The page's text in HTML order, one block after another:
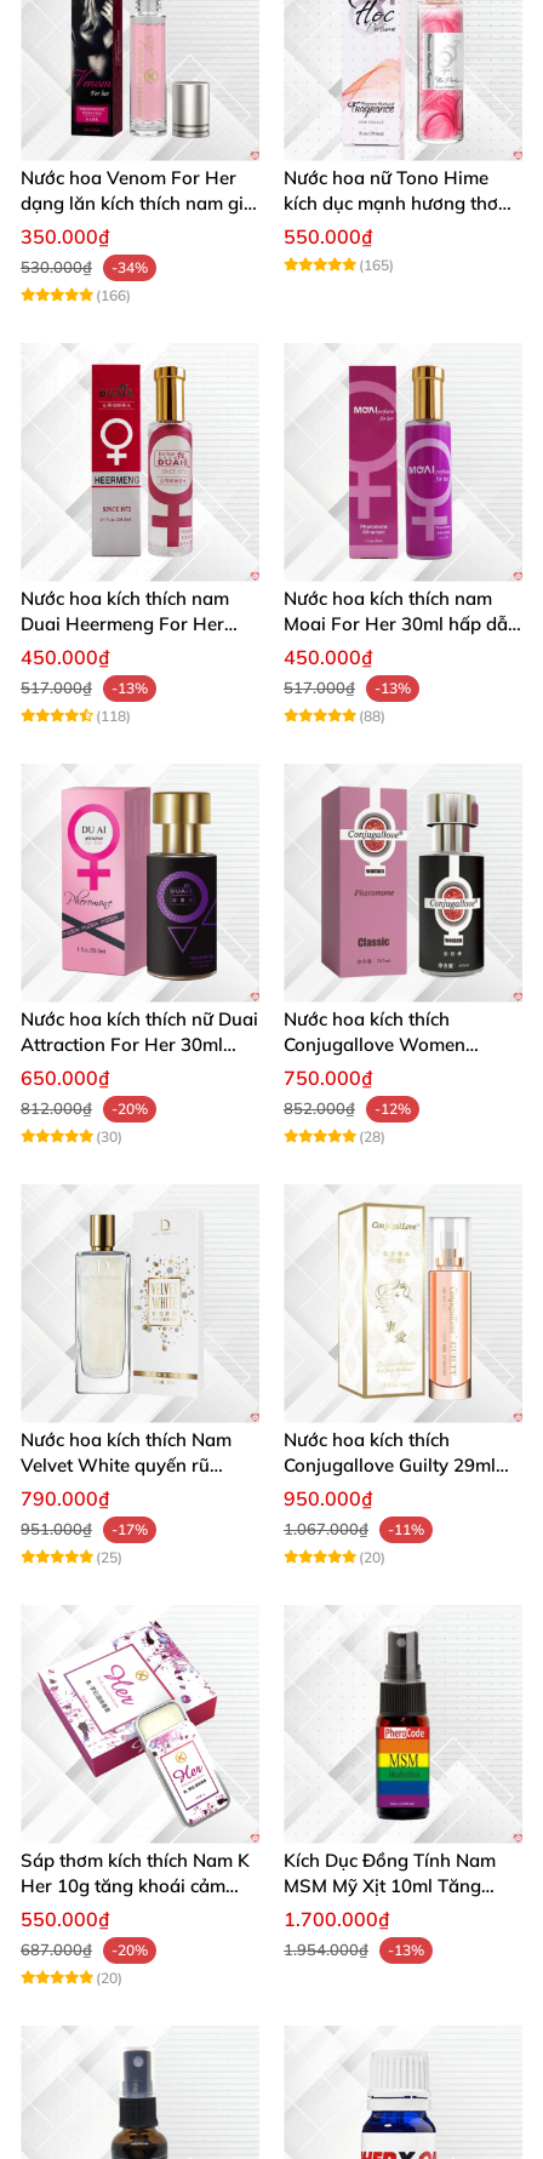
Nước hoa Venom For Her
dạng lăn kích thích nam giới
tăng ham muốn mua ngay
350.000₫
530.000₫
-34%
(166)
Nước hoa nữ Tono Hime
kích dục mạnh hương thơm
quyến rũ
550.000₫
(165)
Nước hoa kích thích nam
Duai Heermeng For Her
mùi quyến rũ chai 29.5ml
450.000₫
517.000₫
-13%
(118)
Nước hoa kích thích nam
Moai For Her 30ml hấp dẫn
quyến rũ khách hàng
450.000₫
517.000₫
-13%
(88)
Nước hoa kích thích nữ Duai
Attraction For Her 30ml
tăng cường hưng phấn sôi
650.000₫
812.000₫
-20%
(30)
Nước hoa kích thích
Conjugallove Women
29.5ml hấp dẫn đam mê
750.000₫
852.000₫
-12%
(28)
Nước hoa kích thích Nam
Velvet White quyến rũ
mạnh chai lớn
790.000₫
951.000₫
-17%
(25)
Nước hoa kích thích
Conjugallove Guilty 29ml
Pheromone Tăng khoái cảm
950.000₫
1.067.000₫
-11%
(20)
Sáp thơm kích thích Nam K
Her 10g tăng khoái cảm
phái mạnh
550.000₫
687.000₫
-20%
(20)
Kích Dục Đồng Tính Nam
MSM Mỹ Xịt 10ml Tăng
Ham Muốn Gay
1.700.000₫
1.954.000₫ -13%